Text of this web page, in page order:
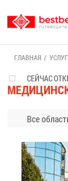
ГЛАВ­НАЯ
Все
СЕЙЧАС